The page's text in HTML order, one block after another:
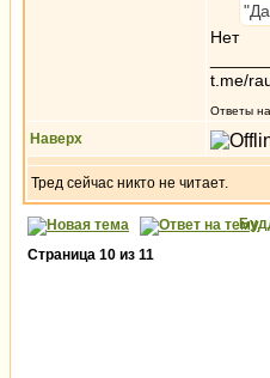
Нет
t.me/
Ответы
Наверх
Тред сейчас никто не читает.
Страница 10 из 11